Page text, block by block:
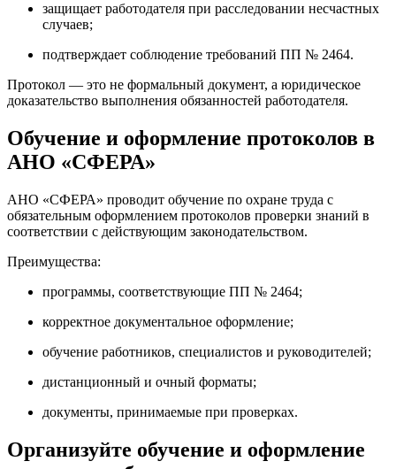
защищает работодателя при расследовании несчастных
случаев;
подтверждает соблюдение требований ПП № 2464.
Протокол — это не формальный документ, а юридическое
доказательство выполнения обязанностей работодателя.
Обучение и оформление протоколов в
АНО «СФЕРА»
АНО «СФЕРА» проводит обучение по охране труда с
обязательным оформлением протоколов проверки знаний в
соответствии с действующим законодательством.
Преимущества:
программы, соответствующие ПП № 2464;
корректное документальное оформление;
обучение работников, специалистов и руководителей;
дистанционный и очный форматы;
документы, принимаемые при проверках.
Организуйте обучение и оформление